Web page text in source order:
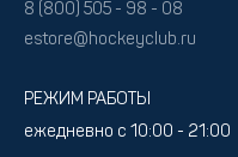
8 (800) 505 - 98 - 08
estore@hockeyclub.ru
РЕЖИМ РАБОТЫ
ежедневно с 10:00 - 21:00